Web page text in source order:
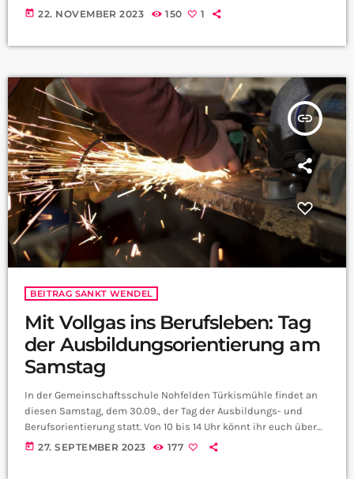
dafür, die Schüler und Schülerinnen bestens für den weiteren
today 22. NOVEMBER 2023 150 1
insert_link
BEITRAG SANKT WENDEL
Mit Vollgas ins Berufsleben: Tag
der Ausbildungsorientierung am
Samstag
In der Gemeinschaftsschule Nohfelden Türkismühle findet an
diesen Samstag, dem 30.09., der Tag der Ausbildungs- und
Berufsorientierung statt. Von 10 bis 14 Uhr könnt ihr euch über
verschiedene Berufe von mehr als 60 Firmen beraten lassen.
today 27. SEPTEMBER 2023 177